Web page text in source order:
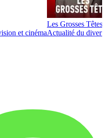
et cinéma
Les Grosses Têtes
Actualité du